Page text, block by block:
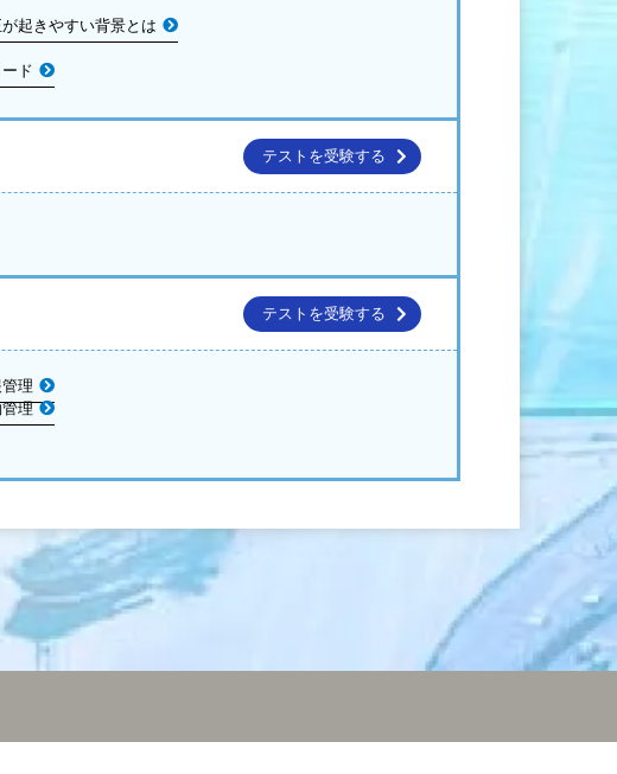
起きやすい背景とは
ド
テストを受験する
テストを受験する
理
理